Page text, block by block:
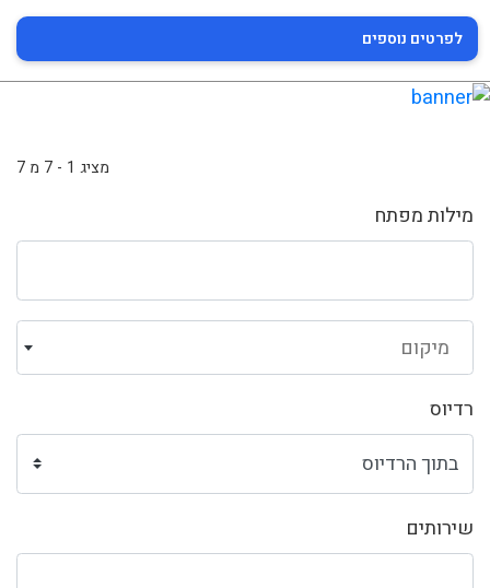
מילות מפתח
מיקום
רדיוס
שירותים
לפרטים נוספים
מציג 1 - 7 מ 7